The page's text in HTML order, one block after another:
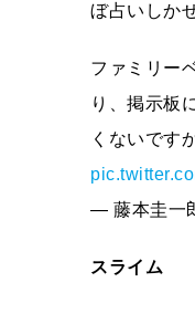
ぼ占いしか
ファミリー
り、掲示板
くないです
— 藤本圭一
スライム